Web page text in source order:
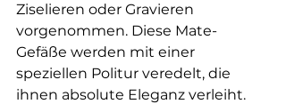
Ziselieren oder Gravieren
vorgenommen. Diese Mate-
Gefäße werden mit einer
speziellen Politur veredelt, die
ihnen absolute Eleganz verleiht.